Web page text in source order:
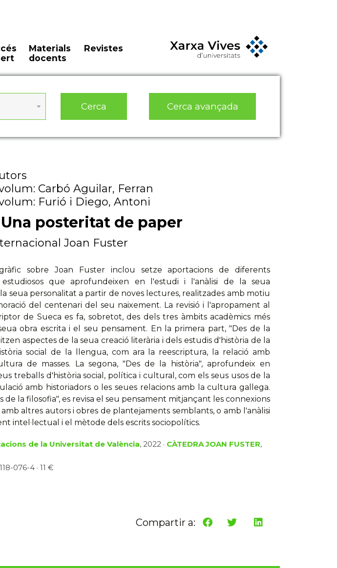
Materials
docents
Revistes
Cerca Cerca avançada
Carbó Aguilar, Ferran
Furió i Diego, Antoni
Una posteritat de paper
Joan Fuster
sobre Joan Fuster inclou setze aportacions de diferents
estudiosos que aprofundeixen en l'estudi i l'anàlisi de la seua
seua personalitat a partir de noves lectures, realitzades amb motiu
del centenari del seu naixement. La revisió i l'apropament al
de Sueca es fa, sobretot, des dels tres àmbits acadèmics més
obra escrita i el seu pensament. En la primera part, "Des de la
aspectes de la seua creació literària i dels estudis d'història de la
social de la llengua, com ara la reescriptura, la relació amb
de masses. La segona, "Des de la història", aprofundeix en
treballs d'història social, política i cultural, com els seus usos de la
amb historiadors o les seues relacions amb la cultura gallega.
de la filosofia", es revisa el seu pensament mitjançant les connexions
amb altres autors i obres de plantejaments semblants, o amb l'anàlisi
intel·lectual i el mètode dels escrits sociopolítics.
de la Universitat de València, 2022 · CÀTEDRA JOAN FUSTER,
076-4 · 11 €
Compartir a: